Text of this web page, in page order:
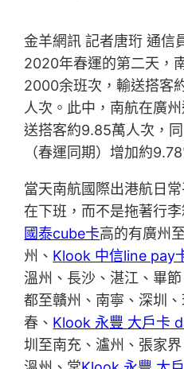
金羊網訊 記者唐珩 通信
2020年春運的第二天，
2000余班次，輸送搭客
人次。此中，南航在廣
送搭客約9.85萬人次，
（春運同期）增加約
當天南航國際出港航日
在下班，而不是拖著行
國泰cube卡高的有廣州
州、 Klook 中信line pay
溫州、長沙、湛江、畢
都至贛州、南寧、深圳
春、 Klook 永豐 大戶卡
圳至南充、瀘州、張家